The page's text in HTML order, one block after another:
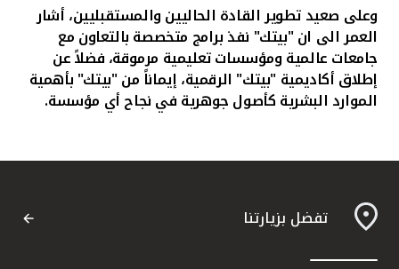
وعلى صعيد تطوير القادة الحاليين والمستقبليين، أشار
العمر الى ان "بيتك" نفذ برامج متخصصة بالتعاون مع
جامعات عالمية ومؤسسات تعليمية مرموقة، فضلاً عن
إطلاق أكاديمية "بيتك" الرقمية، إيماناً من "بيتك" بأهمية
الموارد البشرية كأصول جوهرية في نجاح أي مؤسسة.
تفضل بزيارتنا